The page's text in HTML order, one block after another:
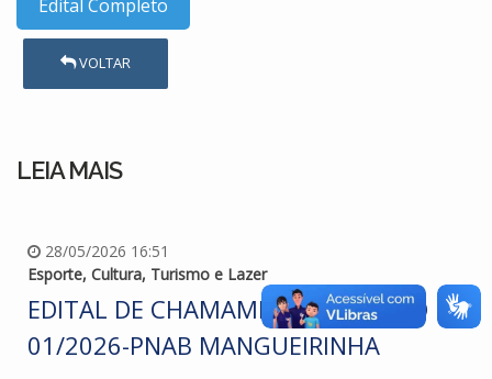
Edital Completo
VOLTAR
LEIA MAIS
28/05/2026 16:51
Esporte, Cultura, Turismo e Lazer
EDITAL DE CHAMAMENTO PÚBLICO Nº
01/2026-PNAB MANGUEIRINHA